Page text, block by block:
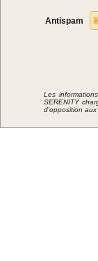
Antispam
Les
SERENITY
d'opposition